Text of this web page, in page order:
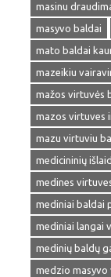
masinu
masyvo baldai
mato baldai
mazeikiu
mažos virtuvės
mazos virtuves
mazu virtuviu
medicininių
medines
mediniai baldai
mediniai langai
medinių baldų
medzio masyvo